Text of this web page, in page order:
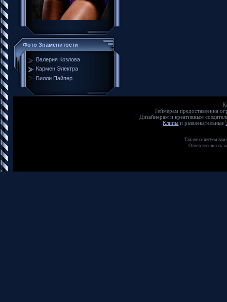
Фото Знаменитости
Валерия Козлова
Кармен Электра
Билли Пайпер
Геймерам предоставленна
Дизайнерам и креативным
Клипы и развлекательные
Так-же советуем
Ответственность